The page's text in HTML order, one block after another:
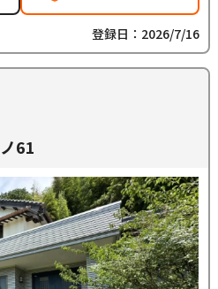
登録日：2026/7/16
61